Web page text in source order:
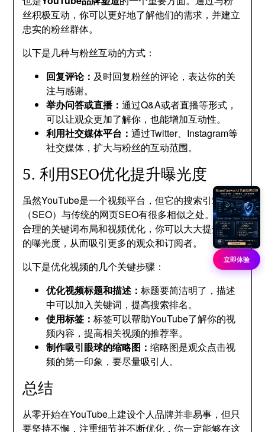
丝积极互动，你可以更好地了解他们的需求，并建立
忠实的粉丝群体。
以下是几种与粉丝互动的方式：
回复评论： 及时回复粉丝的评论，表达你的关
注与感谢。
举办问答或直播：通过Q&A或者直播等形式，
可以让观众更加了解你，也能增加互动性。
利用社交媒体平台：通过Twitter、Instagram等
社交媒体，扩大与粉丝的互动范围。
5. 利用SEO优化提升曝光度
虽然YouTube是一个视频平台，但它的搜索引擎优化
（SEO）与传统的网页SEO有很多相似之处。通过
合理的关键词布局和视频优化，你可以大大提升视频
的曝光度，从而吸引更多的观众和订阅者。
以下是优化视频的几个关键步骤：
优化视频标题和描述：标题要简洁明了，描述
中可以加入关键词，提高搜索排名。
使用标签：标签可以帮助YouTube了解你的视
频内容，提高相关视频的推荐率。
制作吸引眼球的缩略图：缩略图是观众点击视
频的第一印象，要尽量吸引人。
总结
从零开始在YouTube上建设个人品牌并非易事，但只
要坚持不懈，注重细节并不断优化，你一定能够在这
立即体验